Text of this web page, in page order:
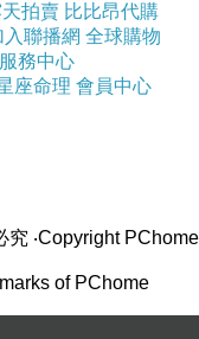
拍賣 比比昂代購
入聯播網 全球購物
服務中心
座命理 會員中心
究 ‧Copyright PChome
of PChome